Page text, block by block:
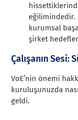
eğilimindedir.
kurumsal
şirket
Çalışanın Sesi:
VoE’nin önemi
kuruluşunuzda
geldi.